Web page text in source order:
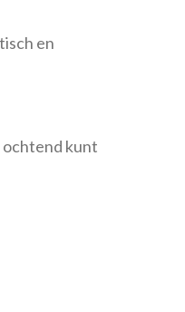
en
ochtend kunt